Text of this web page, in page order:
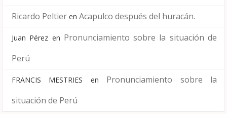
Ricardo Peltier en Acapulco después del huracán.
Juan Pérez en Pronunciamiento sobre la situación de
Perú
FRANCIS MESTRIES en Pronunciamiento sobre la
situación de Perú